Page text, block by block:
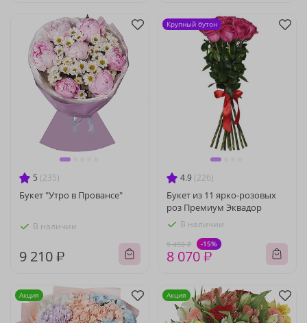
5 (235)
Букет "Утро в Провансе"
В наличии
9 210 ₽
4.9 (226)
Букет из 11 ярко-розовых
роз Премиум Эквадор
В наличии
9 490 ₽ -15%
8 070 ₽
Крупный бутон
Акция Акция